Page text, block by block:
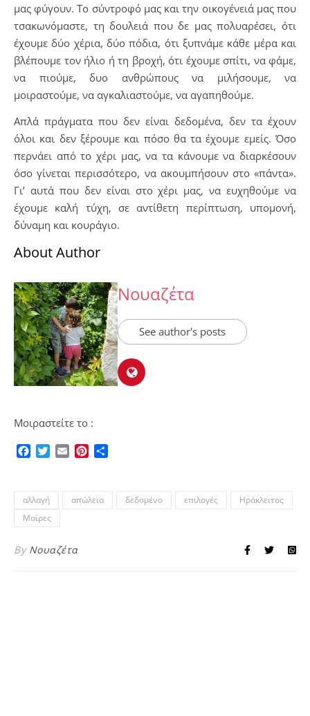
μας φύγουν. Το σύντροφό μας και την οικογένειά μας που
τσακωνόμαστε, τη δουλειά που δε μας πολυαρέσει, ότι
έχουμε δύο χέρια, δύο πόδια, ότι ξυπνάμε κάθε μέρα και
βλέπουμε τον ήλιο ή τη βροχή, ότι έχουμε σπίτι, να φάμε,
να πιούμε, δυο ανθρώπους να μιλήσουμε, να
μοιραστούμε, να αγκαλιαστούμε, να αγαπηθούμε.
Απλά πράγματα που δεν είναι δεδομένα, δεν τα έχουν
όλοι και δεν ξέρουμε και πόσο θα τα έχουμε εμείς. Όσο
περνάει από το χέρι μας, να τα κάνουμε να διαρκέσουν
όσο γίνεται περισσότερο, να ακουμπήσουν στο «πάντα».
Γι’ αυτά που δεν είναι στο χέρι μας, να ευχηθούμε να
έχουμε καλή τύχη, σε αντίθετη περίπτωση, υπομονή,
δύναμη και κουράγιο.
About Author
Νουαζέτα
See author's posts
Μοιραστείτε το :
Facebook
TwitterEmailPinterest
αλλαγή απώλεια δεδομένο επιλογές
Ηράκλειτος
Μοίρες
By Νουαζέτα